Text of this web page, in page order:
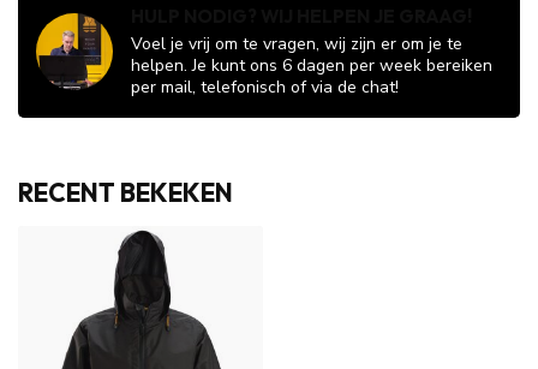
Voel je vrij om te vragen, wij zijn er om je te
helpen. Je kunt ons 6 dagen per week bereiken
per mail, telefonisch of via de chat!
RECENT BEKEKEN